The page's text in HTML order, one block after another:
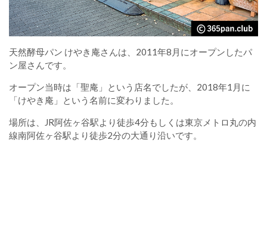
天然酵母パン けやき庵さんは、2011年8月にオープンしたパ
ン屋さんです。
オープン当時は「聖庵」という店名でしたが、2018年1月に
「けやき庵」という名前に変わりました。
場所は、JR阿佐ヶ谷駅より徒歩4分もしくは東京メトロ丸の内
線南阿佐ヶ谷駅より徒歩2分の大通り沿いです。